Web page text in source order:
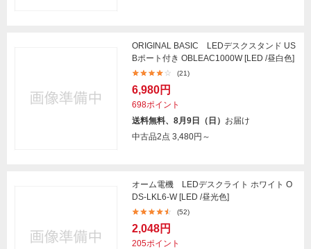
ORIGINAL BASIC LEDデスクスタンド US
Bポート付き OBLEAC1000W [LED /昼白色]
(21)
6,980円
698ポイント
送料無料、8月9日（日） お届け
中古品2点 3,480円～
オーム電機 LEDデスクライト ホワイト O
DS-LKL6-W [LED /昼光色]
(52)
2,048円
205ポイント